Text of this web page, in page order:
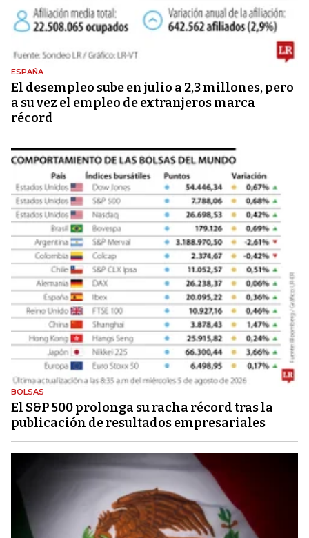
ESPAÑA
El desempleo sube en julio a 2,3 millones, pero
a su vez el empleo de extranjeros marca
récord
BOLSAS
El S&P 500 prolonga su racha récord tras la
publicación de resultados empresariales